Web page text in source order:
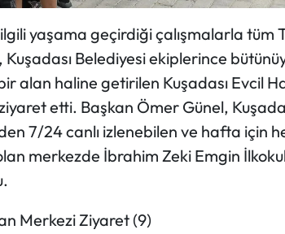
yaşama geçirdiği çalışmalarla tüm
Belediyesi ekiplerince
alan haline getirilen Kuşadası Evcil
etti. Başkan Ömer Günel,
7/24 canlı izlenebilen ve hafta için
merkezde İbrahim Zeki Emgin